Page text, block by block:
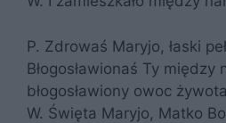
P. Zdrowaś Maryjo, łaski
Błogosławionaś Ty między
błogosławiony owoc
W. Święta Maryjo, Matko